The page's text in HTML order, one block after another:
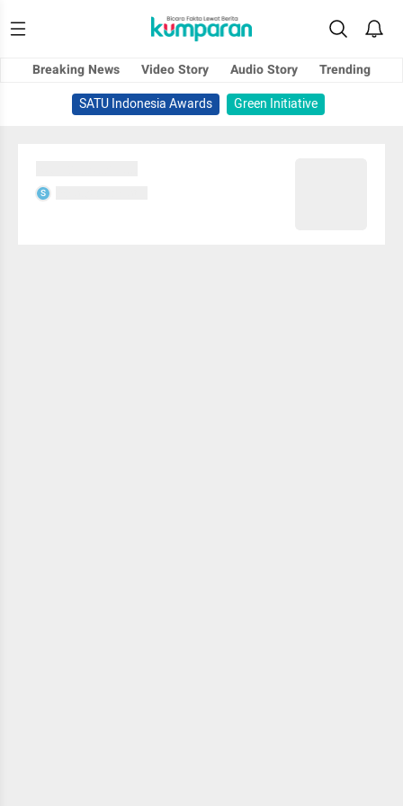
Breaking News Video Story Audio Story
Trending
SATU Indonesia Awards
Green Initiative
S